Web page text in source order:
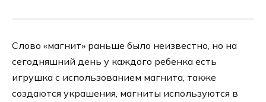
Слово «магнит» раньше было неизвестно, но на
сегодняшний день у каждого ребенка есть
игрушка с использованием магнита, также
создаются украшения, магниты используются в